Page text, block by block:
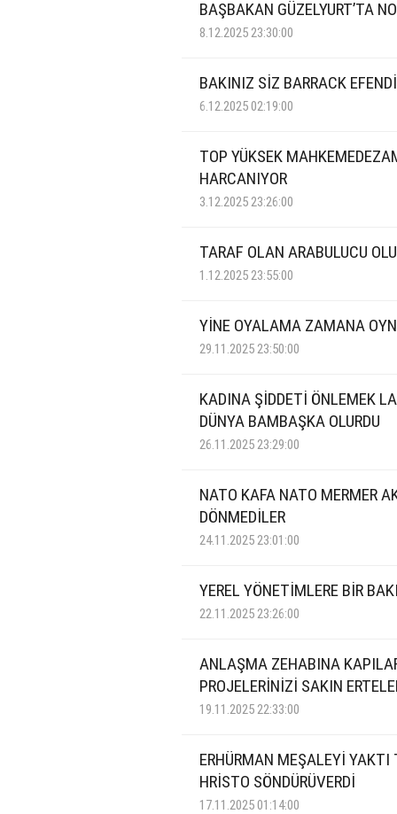
BAŞBAKAN GÜZELYURT’TA
8.12.2025 23:30:00
BAKINIZ SİZ BARRACK
6.12.2025 02:19:00
TOP YÜKSEK
HARCANIYOR
3.12.2025 23:26:00
TARAF OLAN ARABULUCU
1.12.2025 23:55:00
YİNE OYALAMA ZAMANA
29.11.2025 23:50:00
KADINA ŞİDDETİ ÖNLEMEK
DÜNYA BAMBAŞKA OLURDU
26.11.2025 23:29:00
NATO KAFA NATO MERMER
DÖNMEDİLER
24.11.2025 23:01:00
YEREL YÖNETİMLERE BİR
22.11.2025 23:26:00
ANLAŞMA ZEHABINA
PROJELERİNİZİ SAKIN
19.11.2025 22:33:00
ERHÜRMAN MEŞALEYİ
HRİSTO SÖNDÜRÜVERDİ
17.11.2025 01:14:00